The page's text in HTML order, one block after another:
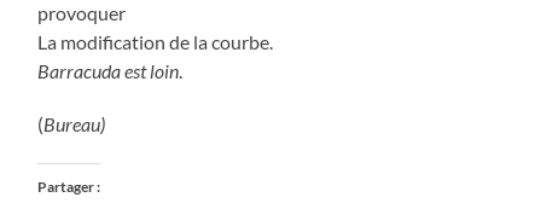
provoquer
La modification de la courbe.
Barracuda est loin.
(Bureau)
Partager :